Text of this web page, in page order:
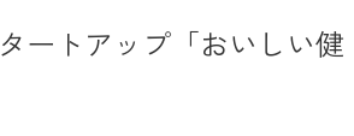
ートアップ「おいしい健